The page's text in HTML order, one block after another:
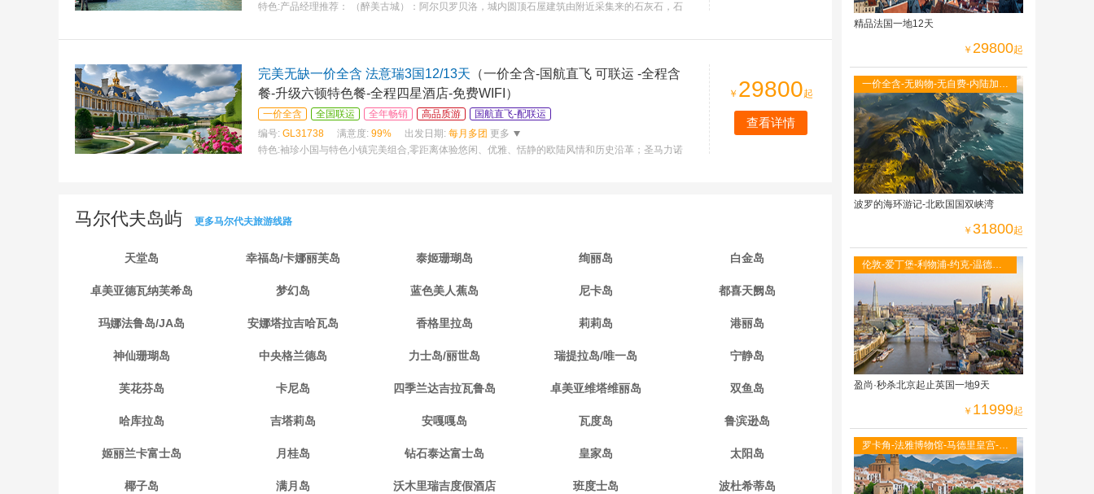
特色:产品经理推荐： （醉美古城）：阿尔贝罗贝洛，城内圆顶石屋建筑由附近采集来的石灰石，石
完美无缺一价全含 法意瑞3国12/13天 （一价全含-国航直飞 可联运 -全程含
餐-升级六顿特色餐-全程四星酒店-免费WIFI）
一价全含 全国联运 全年畅销 高品质游
国航直飞-配联运
编号: GL31738 满意度: 99% 出发日期: 每月多团 更多
特色:袖珍小国与特色小镇完美组合,零距离体验悠闲、优雅、恬静的欧陆风情和历史沿革；圣马力诺
￥ 29800起
查看详情
马尔代夫岛屿 更多马尔代夫旅游线路
天堂岛 幸福岛/卡娜丽芙岛 泰姬珊瑚岛 绚丽岛 白金岛
卓美亚德瓦纳芙希岛 梦幻岛 蓝色美人蕉岛 尼卡岛 都喜天阙岛
玛娜法鲁岛/JA岛 安娜塔拉吉哈瓦岛 香格里拉岛 莉莉岛 港丽岛
神仙珊瑚岛 中央格兰德岛 力士岛/丽世岛 瑞提拉岛/唯一岛 宁静岛
芙花芬岛 卡尼岛 四季兰达吉拉瓦鲁岛 卓美亚维塔维丽岛 双鱼岛
哈库拉岛 吉塔莉岛 安嘎嘎岛 瓦度岛 鲁滨逊岛
姬丽兰卡富士岛 月桂岛 钻石泰达富士岛 皇家岛 太阳岛
椰子岛 满月岛 沃木里瑞吉度假酒店 班度士岛 波杜希蒂岛
精品法国一地12天
￥ 29800起
一价全含-无购物-无自费-内陆加飞
不走回头路-双点进出-峡湾游船-观
光小火车
波罗的海环游记-北欧国国双峡湾
￥ 31800起
伦敦-爱丁堡-利物浦-约克-温德米
尔湖区-牛津大学-莎士比亚故居-伦
敦自由活动
盈尚·秒杀北京起止英国一地9天
￥ 11999起
罗卡角-法雅博物馆-马德里皇宫-阿
尔罕布拉宫-古城托莱多-全程当地
四星级酒店